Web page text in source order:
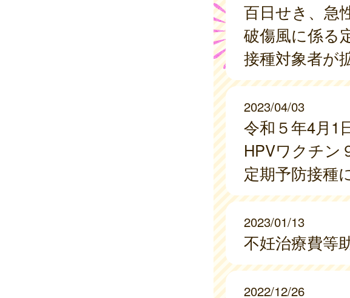
百日せき、急
破傷風に係る
接種対象者が
2023/04/03
令和５年4月1
HPVワクチン
定期予防接種
2023/01/13
不妊治療費等
2022/12/26